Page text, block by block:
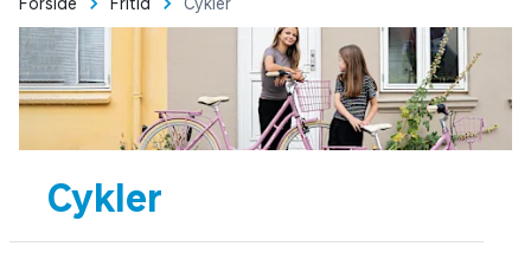
Cykler